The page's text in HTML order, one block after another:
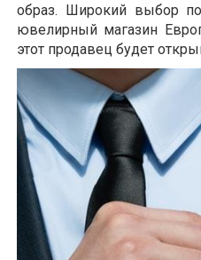
образ. Широкий выбор
ювелирный магазин
этот продавец будет